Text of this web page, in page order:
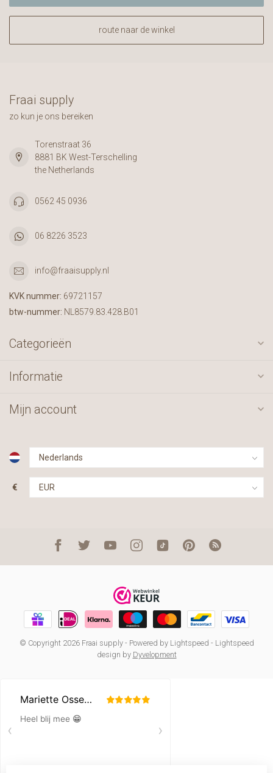
route naar de winkel
Fraai supply
zo kun je ons bereiken
Torenstraat 36
8881 BK West-Terschelling
the Netherlands
0562 45 0936
06 8226 3523
info@fraaisupply.nl
KVK nummer: 69721157
btw-nummer: NL8579.83.428.B01
Categorieën
Informatie
Mijn account
€
© Copyright 2026 Fraai supply- Powered by Lightspeed - Lightspeed
design by Dyvelopment